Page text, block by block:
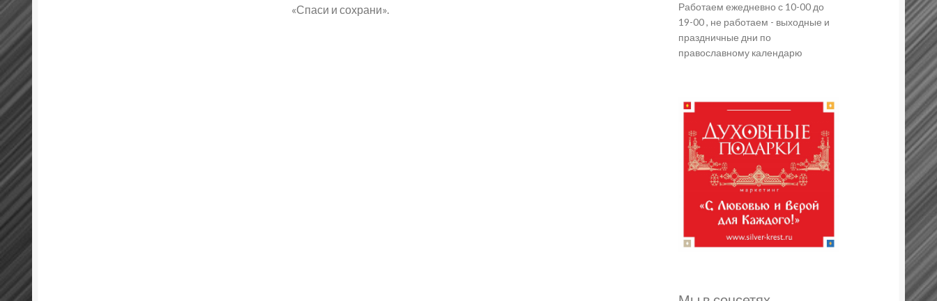
«Спаси и сохрани».
Работаем ежедневно с 10-00 до
19-00 , не работаем - выходные и
праздничные дни по
православному календарю